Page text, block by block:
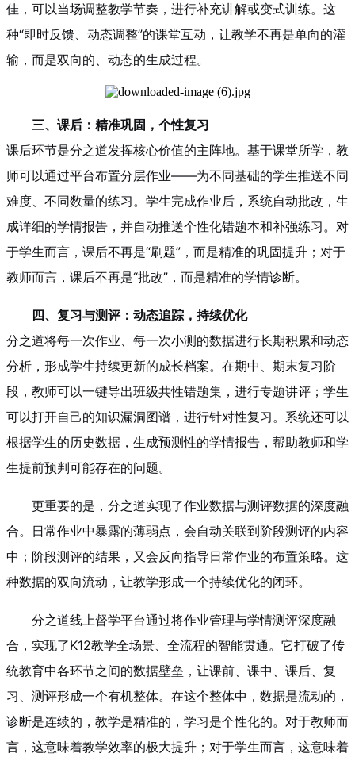
佳，可以当场调整教学节奏，进行补充讲解或变式训练。这
种“即时反馈、动态调整”的课堂互动，让教学不再是单向的灌
输，而是双向的、动态的生成过程。
三、课后：精准巩固，个性复习
课后环节是分之道发挥核心价值的主阵地。基于课堂所学，教
师可以通过平台布置分层作业——为不同基础的学生推送不同
难度、不同数量的练习。学生完成作业后，系统自动批改，生
成详细的学情报告，并自动推送个性化错题本和补强练习。对
于学生而言，课后不再是“刷题”，而是精准的巩固提升；对于
教师而言，课后不再是“批改”，而是精准的学情诊断。
四、复习与测评：动态追踪，持续优化
分之道将每一次作业、每一次小测的数据进行长期积累和动态
分析，形成学生持续更新的成长档案。在期中、期末复习阶
段，教师可以一键导出班级共性错题集，进行专题讲评；学生
可以打开自己的知识漏洞图谱，进行针对性复习。系统还可以
根据学生的历史数据，生成预测性的学情报告，帮助教师和学
生提前预判可能存在的问题。
更重要的是，分之道实现了作业数据与测评数据的深度融
合。日常作业中暴露的薄弱点，会自动关联到阶段测评的内容
中；阶段测评的结果，又会反向指导日常作业的布置策略。这
种数据的双向流动，让教学形成一个持续优化的闭环。
分之道线上督学平台通过将作业管理与学情测评深度融
合，实现了K12教学全场景、全流程的智能贯通。它打破了传
统教育中各环节之间的数据壁垒，让课前、课中、课后、复
习、测评形成一个有机整体。在这个整体中，数据是流动的，
诊断是连续的，教学是精准的，学习是个性化的。对于教师而
言，这意味着教学效率的极大提升；对于学生而言，这意味着